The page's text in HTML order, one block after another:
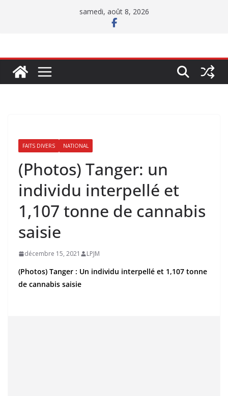
samedi, août 8, 2026
FAITS DIVERS NATIONAL
(Photos) Tanger: un
individu interpellé et
1,107 tonne de cannabis
saisie
décembre 15, 2021 LPJM
(Photos) Tanger : Un individu interpellé et 1,107 tonne
de cannabis saisie